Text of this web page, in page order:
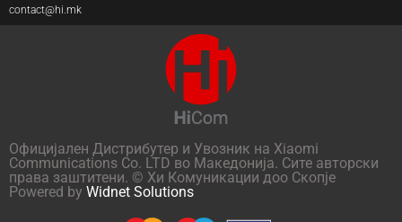
contact@hi.mk
Официјален Дистрибутер и Увозник на Xiaomi
Communications Co. LTD во Македонија. Сите авторски
права заштитени. © Хи Комуникации доо Скопје
Powered by Widnet Solutions